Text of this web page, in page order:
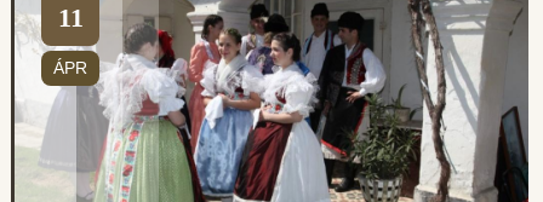
11
ÁPR